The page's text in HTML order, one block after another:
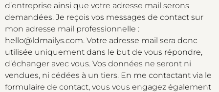
d’entreprise ainsi que votre adresse mail serons
demandées. Je reçois vos messages de contact sur
mon adresse mail professionnelle :
hello@ldmailys.com. Votre adresse mail sera donc
utilisée uniquement dans le but de vous répondre,
d’échanger avec vous. Vos données ne seront ni
vendues, ni cédées à un tiers. En me contactant via le
formulaire de contact, vous vous engagez également